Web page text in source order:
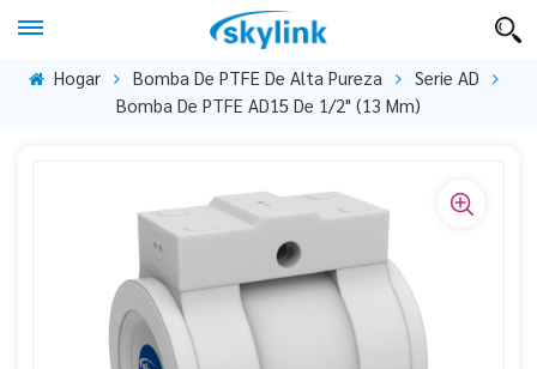
Hogar Bomba De PTFE De Alta Pureza
Serie AD
Bomba De PTFE AD15 De 1/2" (13 Mm)